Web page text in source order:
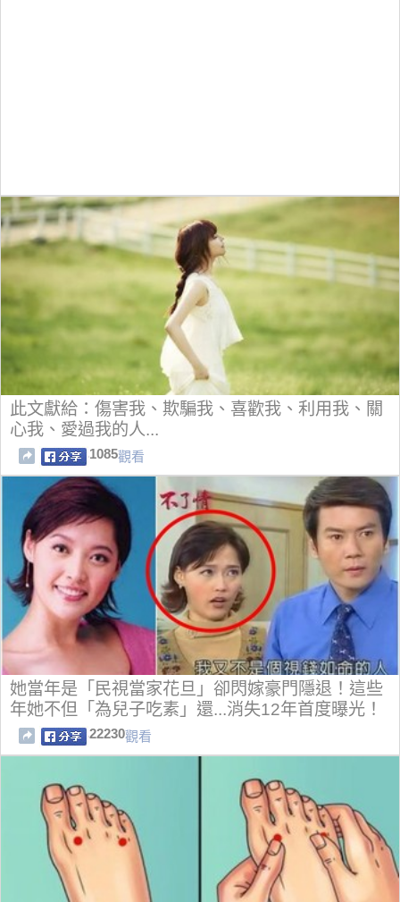
此文獻給：傷害我、欺騙我、喜歡我、利用我、關
心我、愛過我的人...
1085觀看
她當年是「民視當家花旦」卻閃嫁豪門隱退！這些
年她不但「為兒子吃素」還...消失12年首度曝光！
22230觀看